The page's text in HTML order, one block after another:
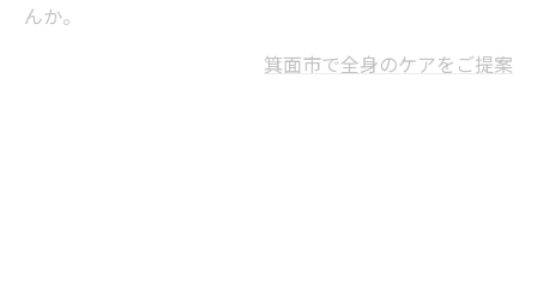
んか。
箕面市で全身のケアをご提案